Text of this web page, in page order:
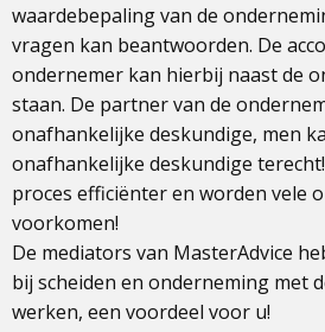
waardebepaling van de
vragen kan beantwoorden. De
ondernemer kan hierbij naast de
staan. De partner van de
onafhankelijke deskundige, men
onafhankelijke deskundige
proces efficiënter en worden vele
voorkomen!
De mediators van MasterAdvice
bij scheiden en onderneming met
werken, een voordeel voor u!